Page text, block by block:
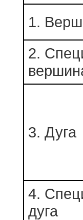
1.
2.
3. Дуга
4.
дуга